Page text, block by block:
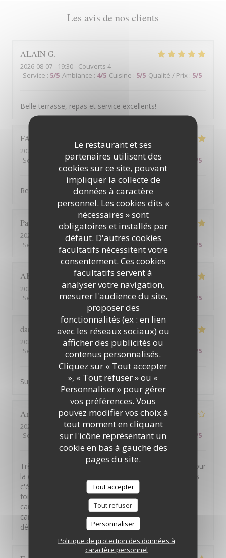
Le restaurant et ses
partenaires utilisent des
cookies sur ce site, pouvant
impliquer la collecte de
données à caractère
personnel. Les cookies dits «
nécessaires » sont
obligatoires et installés par
défaut. D'autres cookies
facultatifs nécessitent votre
consentement. Ces cookies
facultatifs servent à
analyser votre navigation,
mesurer l'audience du site,
proposer des
fonctionnalités (ex : en lien
avec les réseaux sociaux) ou
afficher des publicités ou
contenus personnalisés.
Cliquez sur « Tout accepter
», « Tout refuser » ou «
Personnaliser » pour gérer
vos préférences. Vous
pouvez modifier vos choix à
tout moment en cliquant
sur l'icône représentant un
cookie en bas à gauche des
pages du site.
Tout accepter
Tout refuser
Personnaliser
Politique de protection des données à
caractère personnel
Les avis de nos clients
ALAIN G
2026-08-07- 19:30 - Couverts 4
Service : 5/5 Ambiance : 4/5 Cuisine : 5/5 Qualité / Prix : 5/5
Belle terrasse, repas et service excellents!
FABIENNE
2026-08-09
- 12:30 - Couverts 5
Service
Ambiance:5/5 Cuisine:5/5 Qualité / Prix /5
Repas et service parfait, comme d'habitude !
Pascal
2026-08-07
- 12:00 - Couverts 6
Service
Ambiance : Cuisine /5
AKIYORI
2026-08-09
- 12:00 - Couverts 4
Service
Ambiance: 5/5 Cuisine: 5/5 Qualité / Prix /5
dan
2026-08-06
- 19:30 - Couverts 3
Service
Ambiance: 5/5 Cuisine: 5/5 Qualité / Prix /5
Super panorama . Service soigné on y mange bien :)
Anthony
2026-08-05
- 19:30 - Couverts 2
Service
Ambiance:5 /5 Cuisine:3/5 Qualité / Prix /5
Très belle vue. Personnel agréable. Service efficace. Pour
la cuisine cependant pas vraiment de fausse note mais
c'était pas extraordinaire pour le tarif annoncé. Entree:
foie gras, pain brioché bon. Mais pas généreux. Plat:
canard trop cuit, sauce au poivrons, trop puissante. Le
canard se fait discret. Dessert: mousse de cassis, bon,
délicat. Qualité/prix à revoir...